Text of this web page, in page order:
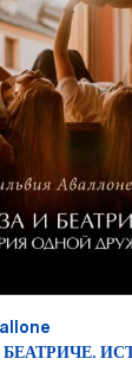
БЕАТРИЧЕ.